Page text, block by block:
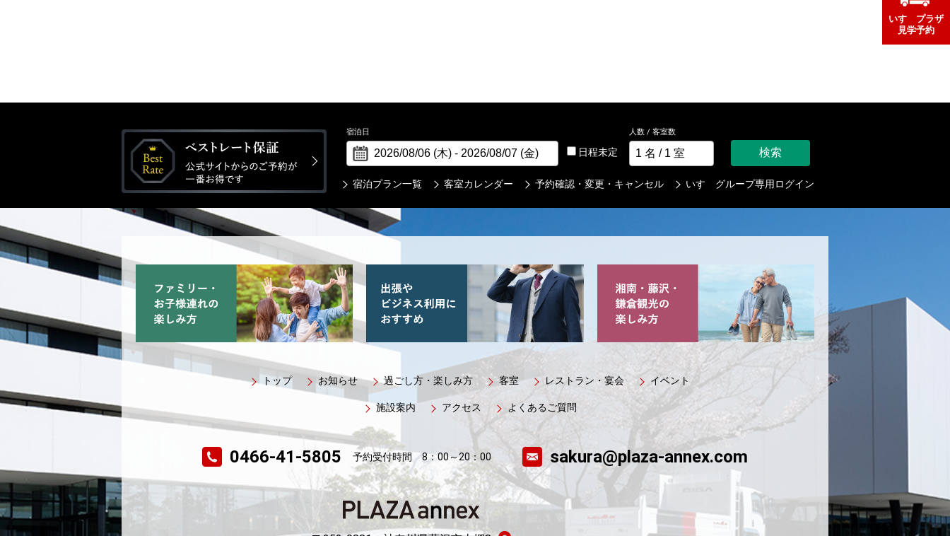
いすゞプラザ
見学予約
宿泊日
日程未定
人数 / 客室数
検索
宿泊プラン一覧 客室カレンダー 予約確認・変更・キャンセル いすゞグループ専用ログイン
トップ お知らせ 過ごし方・楽しみ方 客室 レストラン・宴会 イベント
施設案内 アクセス よくあるご質問
0466-41-5805 予約受付時間 8：00～20：00 sakura@plaza-annex.com